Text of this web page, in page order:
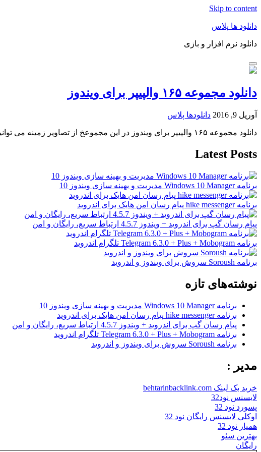
Skip to content
دانلود ها پلاس
دانلود نرم افزار و بازی
دانلود مجموعه ۱۶۵ والپیپر برای ویندوز
آوریل 9, 2016 دانلودها پلاس
دانلود مجموعه ۱۶۵ والپیپر برای ویندوز در این مجموعخ از تصاویر زمینه می توانید تا ۱۶۵
Latest Posts
برنامه Windows 10 Manager مدیریت و بهینه سازی ویندوز 10
برنامه hike messenger پیام‌ رسان‌ امن هایک برای اندروید
پیام رسان گپ برای اندروید + ویندوز 4.5.7 ارتباط سریع، رایگان و امن
برنامه Telegram 6.3.0 + Plus + Mobogram تلگرام اندروید
برنامه Soroush سروش برای ویندوز و اندروید
نوشته‌های تازه
برنامه Windows 10 Manager مدیریت و بهینه سازی ویندوز 10
برنامه hike messenger پیام‌ رسان‌ امن هایک برای اندروید
پیام رسان گپ برای اندروید + ویندوز 4.5.7 ارتباط سریع، رایگان و امن
برنامه Telegram 6.3.0 + Plus + Mobogram تلگرام اندروید
برنامه Soroush سروش برای ویندوز و اندروید
مدیر :
خرید بک لینک behtarinbacklink.com
لایسنس نود32
پسورد نود 32
اوکلی لایسنس رایگان نود 32
همیار نود 32
بهترین سئو
رایگان